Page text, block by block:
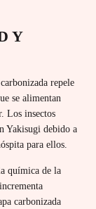
Y
repele
se alimentan
Los insectos
Yakisugi debido a
para ellos.
química de la
carbonizada